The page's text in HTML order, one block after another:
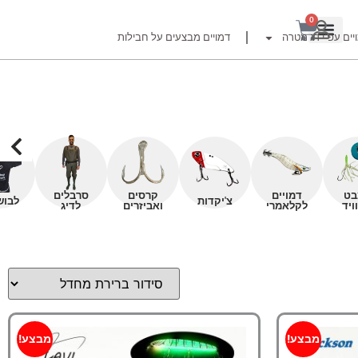
0
עפ"י דג מטרה דמויים מבצעים על חבילות
דמויים
לקלאמרי
צ'יקדות
קרסים
ואביזרים
סרבלים
לדיג
מבצע! מבצע!